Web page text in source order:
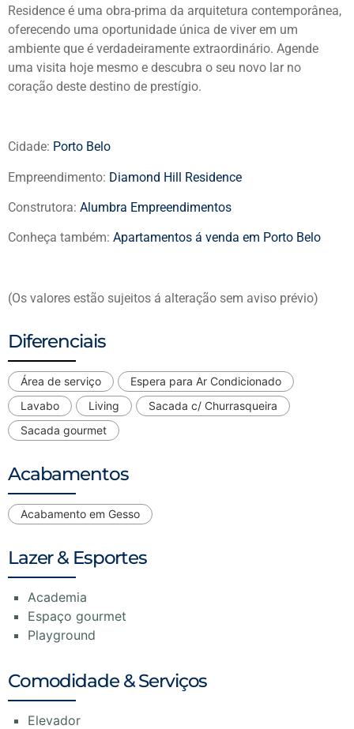
Residence é uma obra-prima da arquitetura contemporânea,
oferecendo uma oportunidade única de viver em um
ambiente que é verdadeiramente extraordinário. Agende
uma visita hoje mesmo e descubra o seu novo lar no
coração deste destino de prestígio.
Cidade: Porto Belo
Empreendimento: Diamond Hill Residence
Construtora: Alumbra Empreendimentos
Conheça também: Apartamentos á venda em Porto Belo
(Os valores estão sujeitos á alteração sem aviso prévio)
Diferenciais
Área de serviço
Espera para Ar Condicionado
Lavabo
Living
Sacada c/ Churrasqueira
Sacada gourmet
Acabamentos
Acabamento em Gesso
Lazer & Esportes
Academia
Espaço gourmet
Playground
Comodidade & Serviços
Elevador